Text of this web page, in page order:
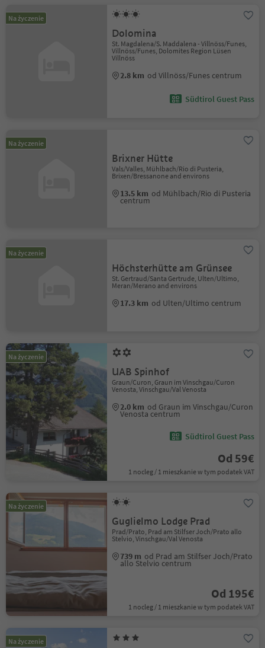
Na życzenie
Dolomina
St. Magdalena/S. Maddalena - Villnöss/Funes,
Villnöss/Funes, Dolomites Region Lüsen
Villnöss
2.8 km od Villnöss/Funes centrum
Südtirol Guest Pass
Na życzenie
Brixner Hütte
Vals/Valles, Mühlbach/Rio di Pusteria,
Brixen/Bressanone and environs
13.5 km od Mühlbach/Rio di Pusteria
centrum
Na życzenie
Höchsterhütte am Grünsee
St. Gertraud/Santa Gertrude, Ulten/Ultimo,
Meran/Merano and environs
17.3 km od Ulten/Ultimo centrum
Na życzenie
UAB Spinhof
Graun/Curon, Graun im Vinschgau/Curon
Venosta, Vinschgau/Val Venosta
2.0 km od Graun im Vinschgau/Curon
Venosta centrum
Südtirol Guest Pass
Od 59€
1 nocleg / 1 mieszkanie w tym podatek VAT
Na życzenie
Guglielmo Lodge Prad
Prad/Prato, Prad am Stilfser Joch/Prato allo
Stelvio, Vinschgau/Val Venosta
739 m od Prad am Stilfser Joch/Prato
allo Stelvio centrum
Od 195€
1 nocleg / 1 mieszkanie w tym podatek VAT
Na życzenie